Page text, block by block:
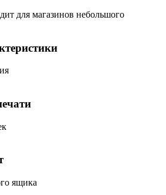
для магазинов небольшого
ящика